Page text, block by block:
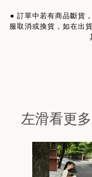
● 訂單中若有商品斷貨
服取消或換貨，如在出
左滑看更